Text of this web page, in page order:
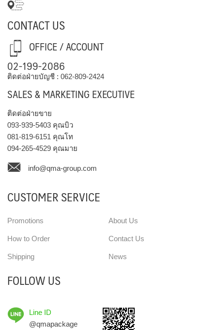
CONTACT US
OFFICE / ACCOUNT
02-199-2086
ติดต่อฝ่ายบัญชี : 062-809-2424
SALES & MARKETING EXECUTIVE
ติดต่อฝ่ายขาย
093-939-5403 คุณบิว
081-819-6151 คุณโท
094-265-4529 คุณมาย
info@qma-group.com
CUSTOMER SERVICE
Promotions
How to Order
Shipping
About Us
Contact Us
News
FOLLOW US
Line ID
@qmapackage